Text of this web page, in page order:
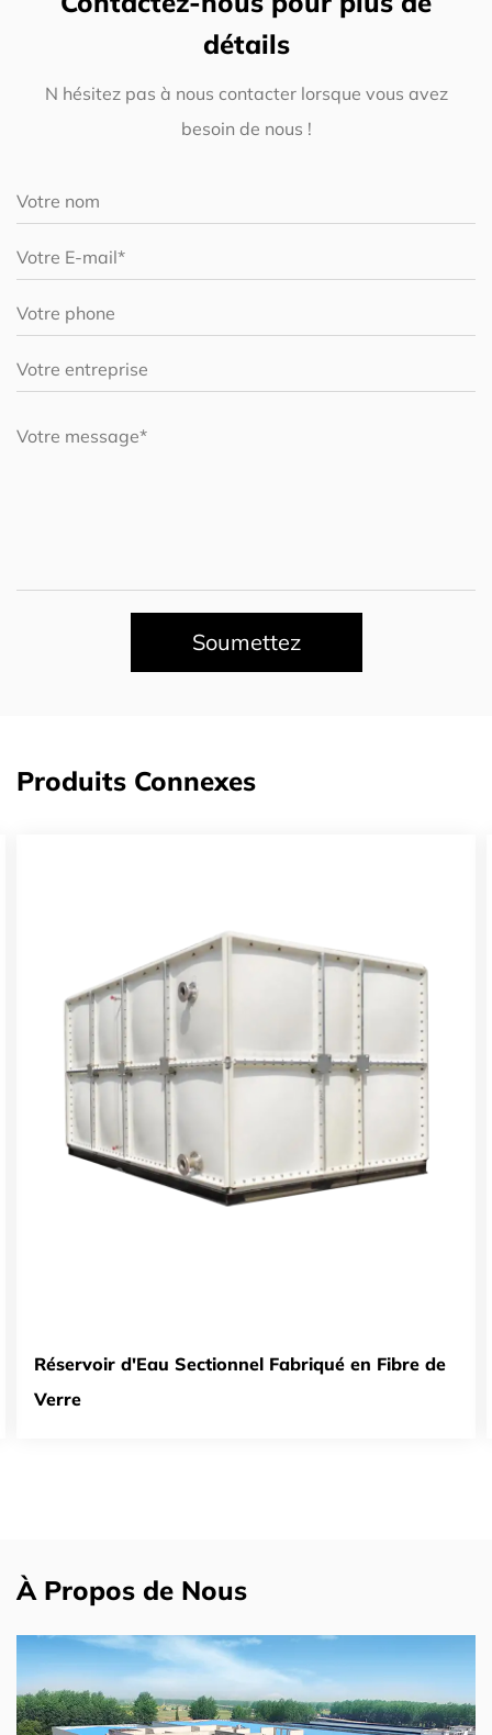
détails
N hésitez pas à nous contacter lorsque vous avez
besoin de nous !
Soumettez
Produits Connexes
Réservoir d'Eau Sectionnel Fabriqué en Fibre de
Verre
À Propos de Nous